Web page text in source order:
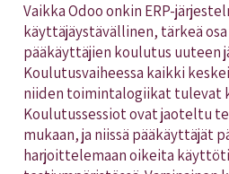
Vaikka Odoo onkin ERP-
käyttäjäystävällinen, tärkeä
pääkäyttäjien koulutus uuteen
Koulutusvaiheessa kaikki
niiden toimintalogiikat tulevat
Koulutussessiot ovat jaoteltu
mukaan, ja niissä pääkäyttäjät
harjoittelemaan oikeita